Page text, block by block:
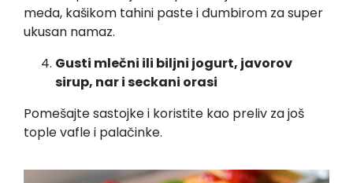
meda, kašikom tahini paste i đumbirom za super
ukusan namaz.
Gusti mlečni ili biljni jogurt, javorov
sirup, nar i seckani orasi
Pomešajte sastojke i koristite kao preliv za još
tople vafle i palačinke.